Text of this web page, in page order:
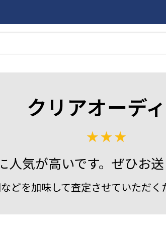
クリアオーデ
人気が高いです。ぜひお送
どを加味して査定させていただく